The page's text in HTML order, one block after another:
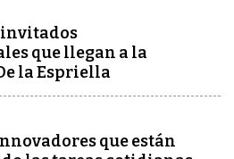
invitados
que llegan a la
la Espriella
que están